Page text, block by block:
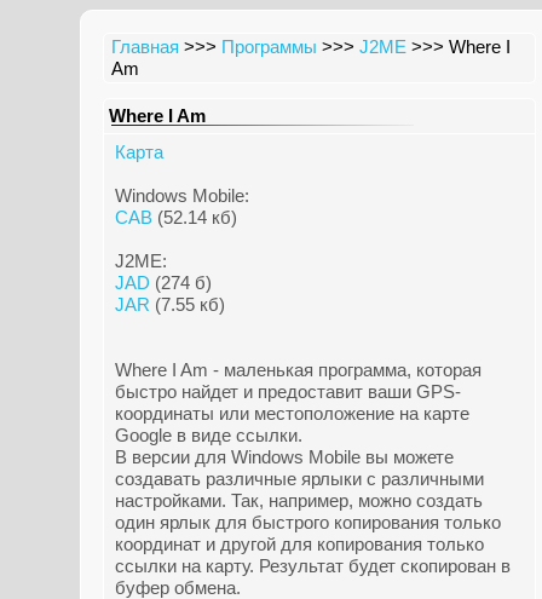
Главная >>> Программы >>>J2ME >>> Where I
Am
Where I Am
Карта
Windows Mobile:
CAB (52.14 кб)
J2ME:
JAD (274 б)
JAR (7.55 кб)
Where I Am - маленькая программа, которая
быстро найдет и предоставит ваши GPS-
координаты или местоположение на карте
Google в виде ссылки.
В версии для Windows Mobile вы можете
создавать различные ярлыки с различными
настройками. Так, например, можно создать
один ярлык для быстрого копирования только
координат и другой для копирования только
ссылки на карту. Результат будет скопирован в
буфер обмена.